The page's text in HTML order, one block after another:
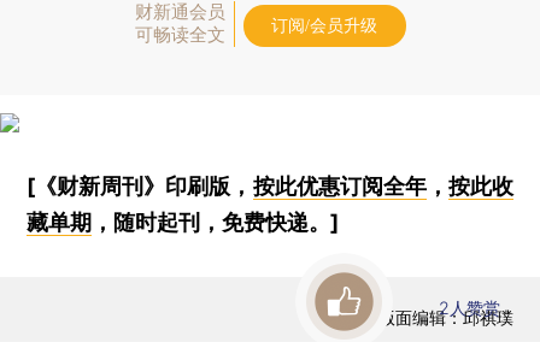
财新通会员
可畅读全文
订阅/会员升级
[《财新周刊》印刷版， 按此优惠订阅全年， 按此收
藏单期 ，随时起刊，免费快递。]
版面编辑：邱祺璞
2人赞赏